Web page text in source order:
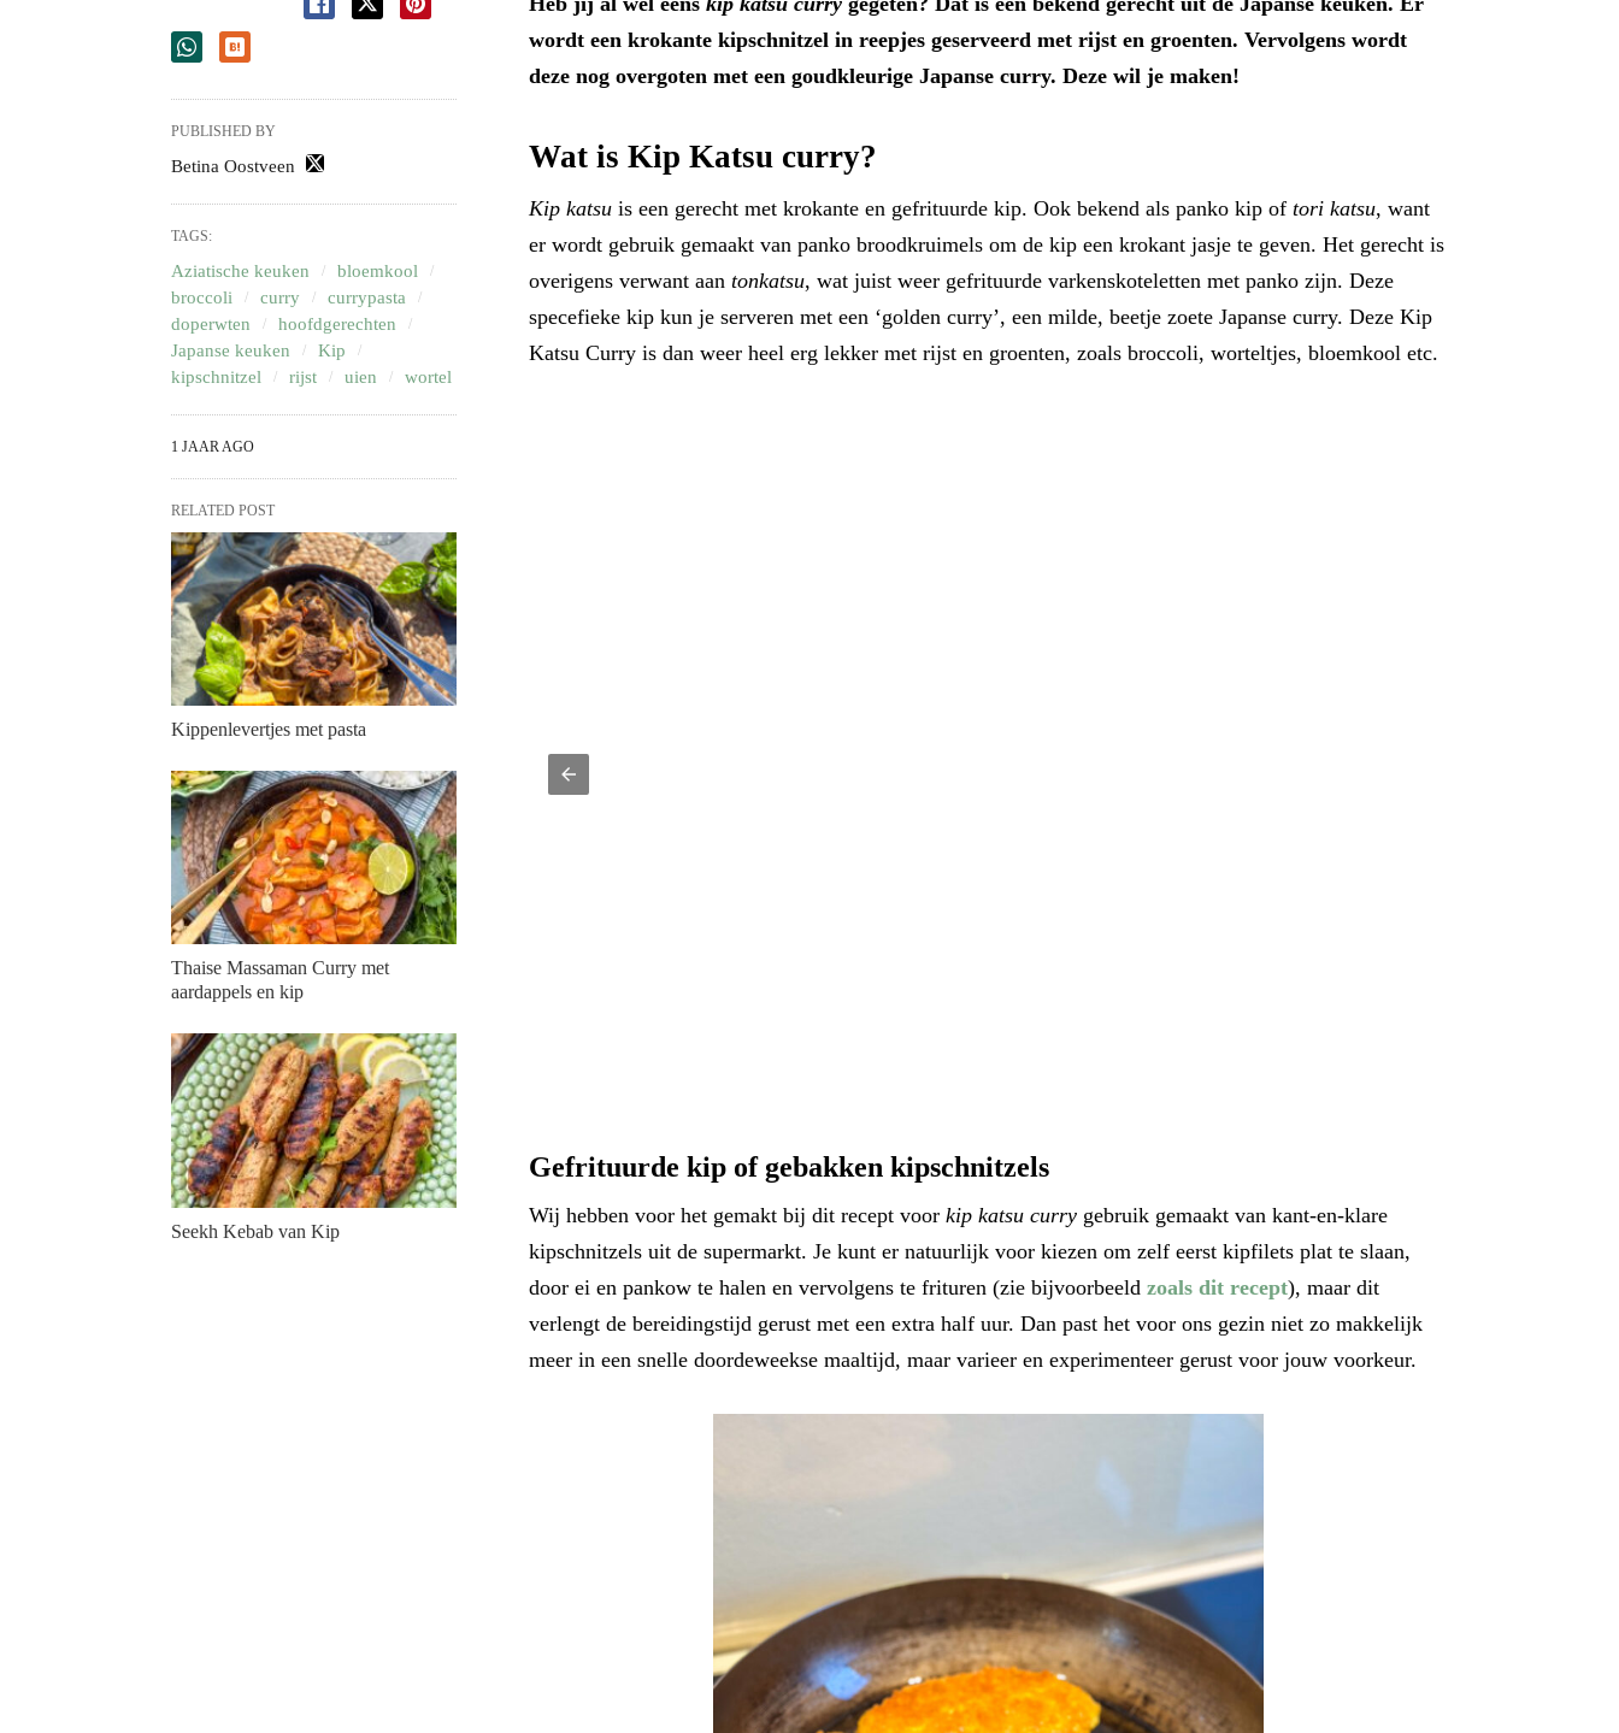
wordt een krokante kipschnitzel in reepjes geserveerd met rijst en groenten. Vervolgens wordt
deze nog overgoten met een goudkleurige Japanse curry. Deze wil je maken!
Wat is Kip Katsu curry?
Kip katsuis een gerecht met krokante en gefrituurde kip. Ook bekend als panko kip of tori katsu, want
er wordt gebruik gemaakt van panko broodkruimels om de kip een krokant jasje te geven. Het gerecht is
overigens verwant aan tonkatsu, wat juist weer gefrituurde varkenskoteletten met panko zijn. Deze
specefieke kip kun je serveren met een ‘golden curry’, een milde, beetje zoete Japanse curry. Deze Kip
Katsu Curry is dan weer heel erg lekker met rijst en groenten, zoals broccoli, worteltjes, bloemkool etc.
Gefrituurde kip of gebakken kipschnitzels
Wij hebben voor het gemakt bij dit recept voorkip katsu currygebruik gemaakt van kant-en-klare
kipschnitzels uit de supermarkt. Je kunt er natuurlijk voor kiezen om zelf eerst kipfilets plat te slaan,
door ei en pankow te halen en vervolgens te frituren (zie bijvoorbeeld zoals dit recept), maar dit
verlengt de bereidingstijd gerust met een extra half uur. Dan past het voor ons gezin niet zo makkelijk
meer in een snelle doordeweekse maaltijd, maar varieer en experimenteer gerust voor jouw voorkeur.
PUBLISHED BY
Betina Oostveen
TAGS:
Aziatische keuken
bloemkool
broccoli
curry
currypasta
doperwten
hoofdgerechten
Japanse keuken
Kip
kipschnitzel
rijst uien wortel
1 JAAR AGO
RELATED POST
Kippenlevertjes met pasta
Thaise Massaman Curry met
aardappels en kip
Seekh Kebab van Kip